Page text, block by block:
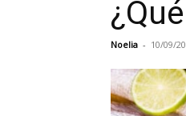
Noelia - 10/09/